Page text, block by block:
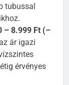
tubussal
– 8.999 Ft (–
ár igazi
érvényes